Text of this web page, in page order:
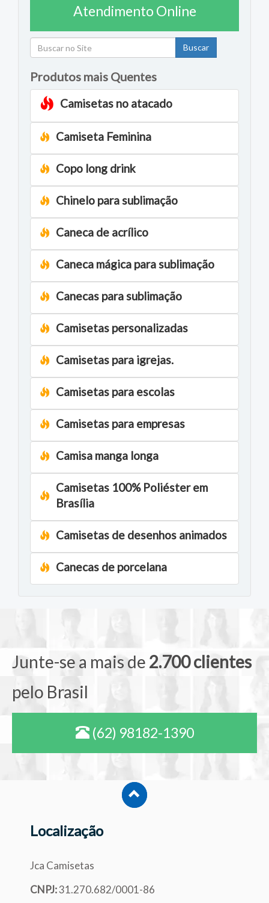
Atendimento Online
Buscar
Produtos mais Quentes
Camisetas no atacado
Camiseta Feminina
Copo long drink
Chinelo para sublimação
Caneca de acrílico
Caneca mágica para sublimação
Canecas para sublimação
Camisetas personalizadas
Camisetas para igrejas.
Camisetas para escolas
Camisetas para empresas
Camisa manga longa
Camisetas 100% Poliéster em
Brasília
Camisetas de desenhos animados
Canecas de porcelana
Junte-se a mais de 2.700 clientes
pelo Brasil
(62) 98182-1390
Localização
Jca Camisetas
CNPJ:31.270.682/0001-86